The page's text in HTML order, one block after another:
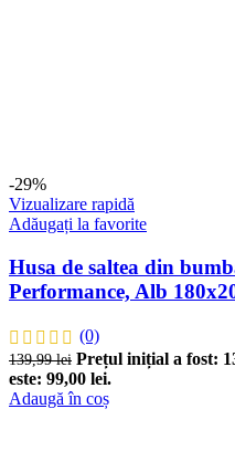
-29%
Vizualizare rapidă
Adăugați la favorite
Husa de saltea din
Performance, Alb
(0)
139,99lei Prețul inițial a fost:
este: 99,00 lei.
Adaugă în coș